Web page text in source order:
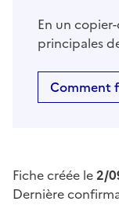
En un
principales
Comment
Fiche créée le2/
Dernière